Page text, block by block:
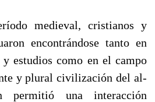
medieval, cristianos y
encontrándose tanto en
y estudios como en el campo
y plural civilización del al-
permitió una interacción